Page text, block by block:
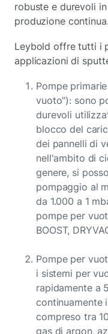
robuste e durevoli
produzione continua.
Leybold offre tutti i
applicazioni di
Pompe
vuoto"): sono
durevoli
blocco del
dei pannelli di
nell'ambito di
genere, si
pompaggio al
da 1.000 a 1
pompe per
BOOST,
Pompe per
i sistemi per
rapidamente a
continuamente
compreso tra 10
gas di argon,